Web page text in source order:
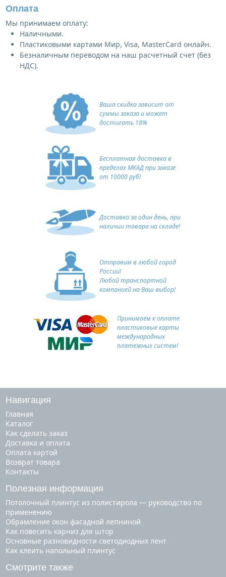
Оплата
Мы принимаем оплату:
Наличными.
Пластиковыми картами Мир, Visa, MasterCard онлайн.
Безналичным переводом на наш расчетный счет (без
НДС).
Ваша скидка зависит от
суммы заказа и может
достигать 18%
Бесплатная доставка в
пределах МКАД при заказе
от 10000 руб!
Доставка за один день, при
наличии товара на складе!
Отправим в любой город
России!
Любой транспортной
компанией на Ваш выбор!
Принимаем к оплате
пластиковые карты
международных
платежных систем!
Навигация
Главная
Каталог
Как сделать заказ
Доставка и оплата
Оплата картой
Возврат товара
Контакты
Полезная информация
Потолочный плинтус из полистирола — руководство по
применению
Обрамление окон фасадной лепниной
Как повесить карниз для штор
Основные разновидности светодиодных лент
Как клеить напольный плинтус
Смотрите также